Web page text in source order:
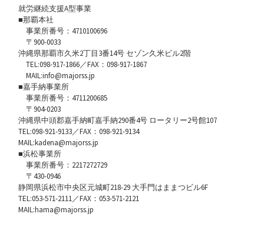
就労継続支援A型事業
■那覇本社
事業所番号：4710100696
〒900-0033
沖縄県那覇市久米2丁目3番14号 セゾン久米ビル2階
TEL:098-917-1866／FAX：098-917-1867
MAIL:info@majorss.jp
■嘉手納事業所
事業所番号：4711200685
〒904-0203
沖縄県中頭郡嘉手納町嘉手納290番4号 ロータリー2号館107
TEL:098-921-9133／FAX：098-921-9134
MAIL:kadena@majorss.jp
■浜松事業所
事業所番号：2217272729
〒430-0946
静岡県浜松市中央区元城町218-29 大手門はままつビル6F
TEL:053-571-2111／FAX：053-571-2121
MAIL:hama@majorss.jp